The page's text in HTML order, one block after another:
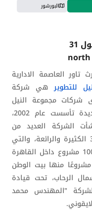
البورشور
الشركة المطورة لمول 31
مول 31 نورث تاور العاصمة الادارية
للتطوير هي شركة
شركات مجموعة النيل
والأهرام العقارية، الجديدة تأسست عام 2002،
الشركة العديد من
الكثيرة والرائعة، والتي
قد تصل إلى أكثر من 100 مشروع داخل القاهرة
الجديدة كما أنجزوا 35 مشروعًا منها بيت الوطن
الرحاب، تحت قيادة
"المهندس محمد
.